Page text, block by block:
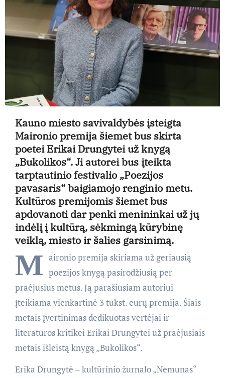
Kauno miesto savivaldybės įsteigta
Maironio premija šiemet bus skirta
poetei Erikai Drungytei už knygą
„Bukolikos“. Ji autorei bus įteikta
tarptautinio festivalio „Poezijos
pavasaris“ baigiamojo renginio metu.
Kultūros premijomis šiemet bus
apdovanoti dar penki menininkai už jų
indėlį į kultūrą, sėkmingą kūrybinę
veiklą, miesto ir šalies garsinimą.
M aironio premija skiriama už geriausią
poezijos knygą pasirodžiusią per
praėjusius metus. Ją parašiusiam autoriui
įteikiama vienkartinė 3 tūkst. eurų premija. Šiais
metais įvertinimas dedikuotas vertėjai ir
literatūros kritikei Erikai Drungytei už praėjusiais
metais išleistą knygą „Bukolikos“.
Erika Drungytė – kultūrinio žurnalo „Nemunas“